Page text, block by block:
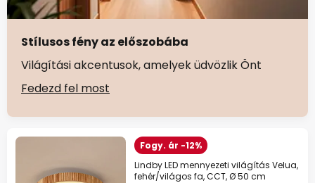
Stílusos fény az előszobába
Világítási akcentusok, amelyek üdvözlik Önt
Fedezd fel most
Fogy. ár -12%
Lindby LED mennyezeti világítás Velua,
fehér/világos fa, CCT, Ø 50 cm